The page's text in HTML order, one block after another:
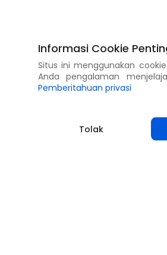
Informasi Cookie
Situs ini menggunakan
Anda pengalaman
Pemberitahuan privasi
Tolak